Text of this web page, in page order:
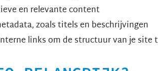
en relevante content
zoals titels en beschrijvingen
links om de structuur van je site